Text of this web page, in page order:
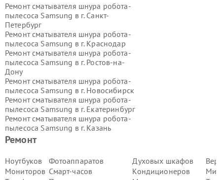
Ремонт
Ноутбуков
Мониторов
Фотоаппаратов
Смарт-часов
Духовых шкафов
Кондиционеров
Ремонт сматывателя шнура робота-
пылесоса Samsung в г. Санкт-
Петербург
Ремонт сматывателя шнура робота-
пылесоса Samsung в г. Краснодар
Ремонт сматывателя шнура робота-
пылесоса Samsung в г. Ростов-на-
Дону
Ремонт сматывателя шнура робота-
пылесоса Samsung в г. Новосибирск
Ремонт сматывателя шнура робота-
пылесоса Samsung в г. Екатеринбург
Ремонт сматывателя шнура робота-
пылесоса Samsung в г. Казань
Ремонт сматывателя шнура робота-
пылесоса Samsung в г.
Ремонт сматывателя шнура робота-
пылесоса Samsung в г.Волгоград
Ремонт сматывателя шнура робота-